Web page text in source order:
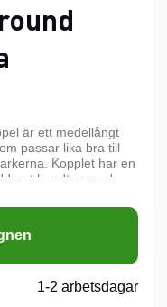
är ett medellångt
passar lika bra till
Kopplet har en
handtag med
handskar samt en
180 cm. Finns i
1-2 arbetsdagar